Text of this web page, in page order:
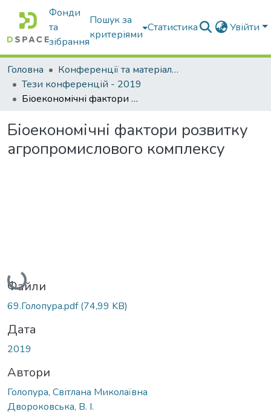
Фонди
та
зібрання
Пошук за
критеріями
Статистика Увійти
Головна
Конференції та матеріали конференцій
Тези конференцій - 2019
Біоекономічні фактори розвитку агропромислового комплексу
Біоекономічні фактори розвитку
агропромислового комплексу
Вантажиться...
Файли
69.Голопура.pdf(74,99 KB)
Дата
2019
Автори
Голопура, Світлана Миколаївна
Двороковська, В. І.